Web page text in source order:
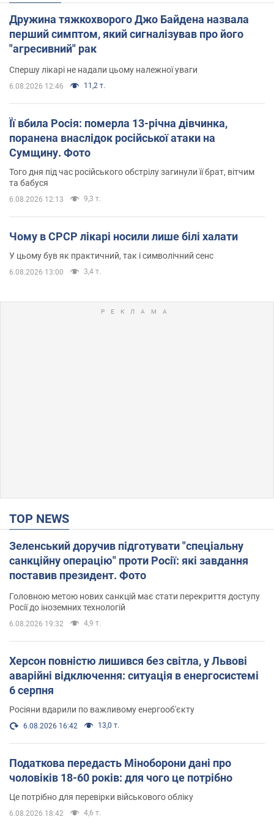
Дружина тяжкохворого Джо Байдена назвала
перший симптом, який сигналізував про його
"агресивний" рак
Спершу лікарі не надали цьому належної уваги
6.08.2026 12:46 11,2 т.
Її вбила Росія: померла 13-річна дівчинка,
поранена внаслідок російської атаки на
Сумщину. Фото
Того дня під час російського обстрілу загинули її брат, вітчим
та бабуся
6.08.2026 12:13 9,3 т.
Чому в СРСР лікарі носили лише білі халати
У цьому був як практичний, так і символічний сенс
6.08.2026 13:00 3,4 т.
TOP NEWS
Зеленський доручив підготувати "спеціальну
санкційну операцію" проти Росії: які завдання
поставив президент. Фото
Головною метою нових санкцій має стати перекриття доступу
Росії до іноземних технологій
6.08.2026 19:32 4,9 т.
Херсон повністю лишився без світла, у Львові
аварійні відключення: ситуація в енергосистемі
6 серпня
Росіяни вдарили по важливому енергооб'єкту
6.08.2026 16:42 13,0 т.
Податкова передасть Міноборони дані про
чоловіків 18-60 років: для чого це потрібно
Це потрібно для перевірки військового обліку
6.08.2026 18:42 4,6 т.